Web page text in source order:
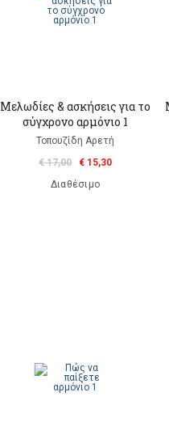
Μελωδίες & ασκήσεις για το
σύγχρονο αρμόνιο 1
Τοπουζίδη Αρετή
€ 17,00
€ 15,30
Διαθέσιμο